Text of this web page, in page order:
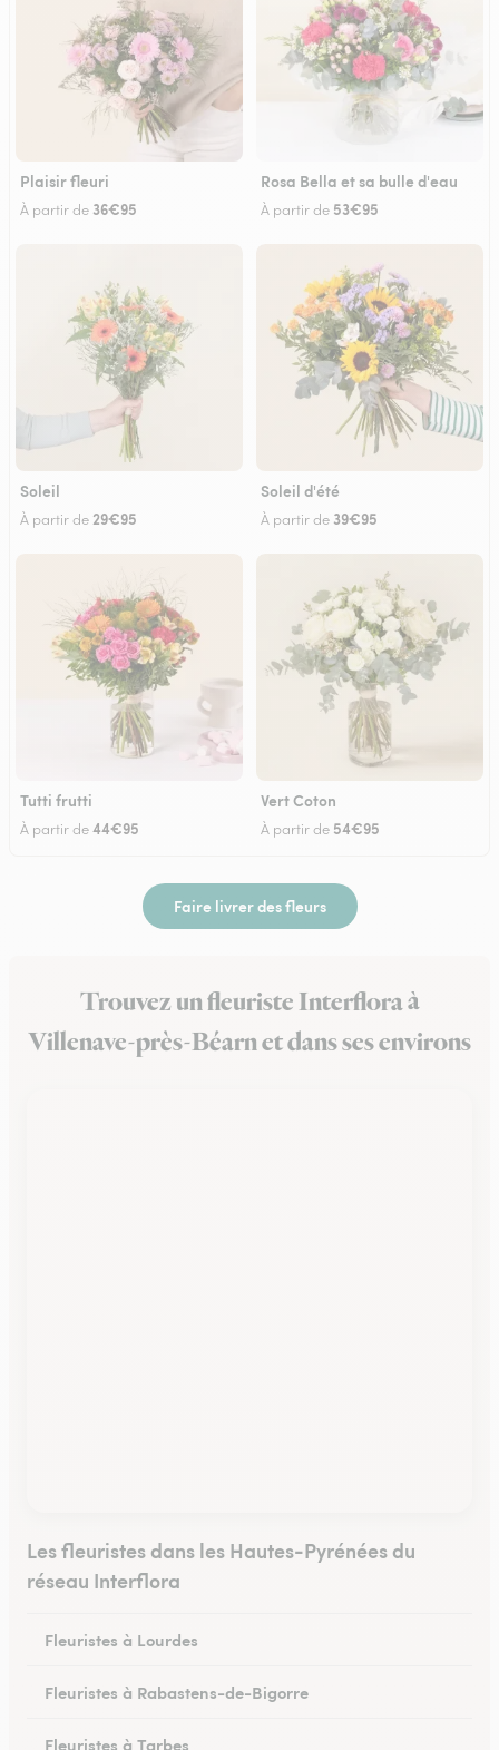
Plaisir fleuri
À partir de 36€95
Rosa Bella et sa bulle d'eau
À partir de 53€95
Soleil
À partir de29€95
Soleil d'été
À partir de 39€95
Tutti frutti
À partir de44€95
Vert Coton
À partir de 54€95
Faire livrer des fleurs
Trouvez un fleuriste Interflora à
Villenave-près-Béarn et dans ses environs
Les fleuristes dans les Hautes-Pyrénées du
réseau Interflora
Fleuristes à Lourdes
Fleuristes à Rabastens-de-Bigorre
Fleuristes à Tarbes